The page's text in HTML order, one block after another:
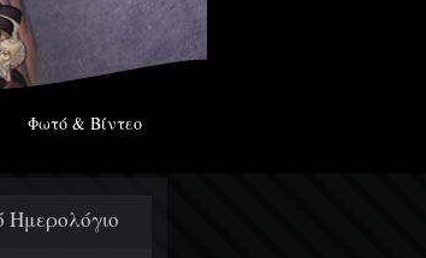
Φωτό & Βίντεο
Ημερολόγιο